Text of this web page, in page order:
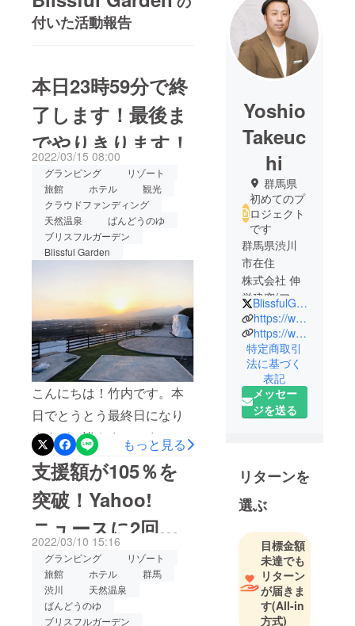
付いた活動報告
本日23時59分で終
了します！最後ま
でやりきります！
2022/03/15 08:00
グランピング
リゾート
旅館
ホテル
観光
クラウドファンディング
天然温泉
ばんどうのゆ
ブリスフルガーデン
Blissful Garden
こんにちは！竹内です。本
日でとうとう最終日になり
ますが、皆さまここまで沢
山のご支援をいただき、本
当にありがとうございま
す。なんと400万円を超える
支援金額、4,056,000円が集
まっております。すでにご
宿泊予定のお客さまは100名
を超えており、売り切れの
チケットも出てきておりま
もっと見る
支援額が105％を
突破！Yahoo!
ニュースに2回掲
載されました！
2022/03/10 15:16
グランピング
リゾート
旅館
ホテル
群馬
渋川
天然温泉
ばんどうのゆ
ブリスフルガーデン
Yoshio
Takeuc
hi
群馬県
初めてのプ
ロジェクト
です
群馬県渋川
市在住
株式会社 伸
栄建窓(アル
ミサッシの
販売・施工)
アーティス
ト（歌手）
群馬の前橋
で創業３０
の販売、施
工会社の二
代目として
います。今
回4月にオー
プンする
BLISSFUL
GARDENを
BlissfulGarden_
https://www.instagram.com/blissful_garden2022/
https://www.facebook.com/search/top?q=%E3%82%B0%E3%83%A9%E3%83%B3%E3%83%94%E3%83%B3%E3%82%B0%E3%83%AA%E3%82%BE%E3%83%BC%E3%83%88%E7%BE%A4%E9%A6%AC%20blissful%20garden
特定商取引
法に基づく
表記
メッセー
ジを送る
リターンを
選ぶ
目標金額
未達でも
リターン
が届きま
す(All-in
方式)